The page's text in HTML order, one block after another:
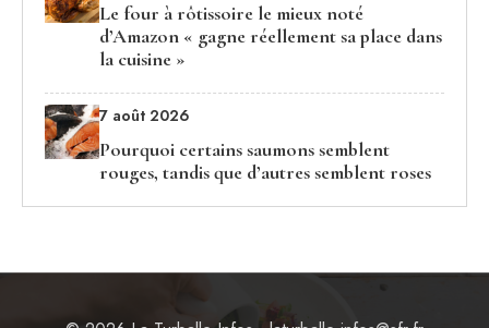
Le four à rôtissoire le mieux noté
d’Amazon « gagne réellement sa place dans
la cuisine »
7 août 2026
Pourquoi certains saumons semblent
rouges, tandis que d’autres semblent roses